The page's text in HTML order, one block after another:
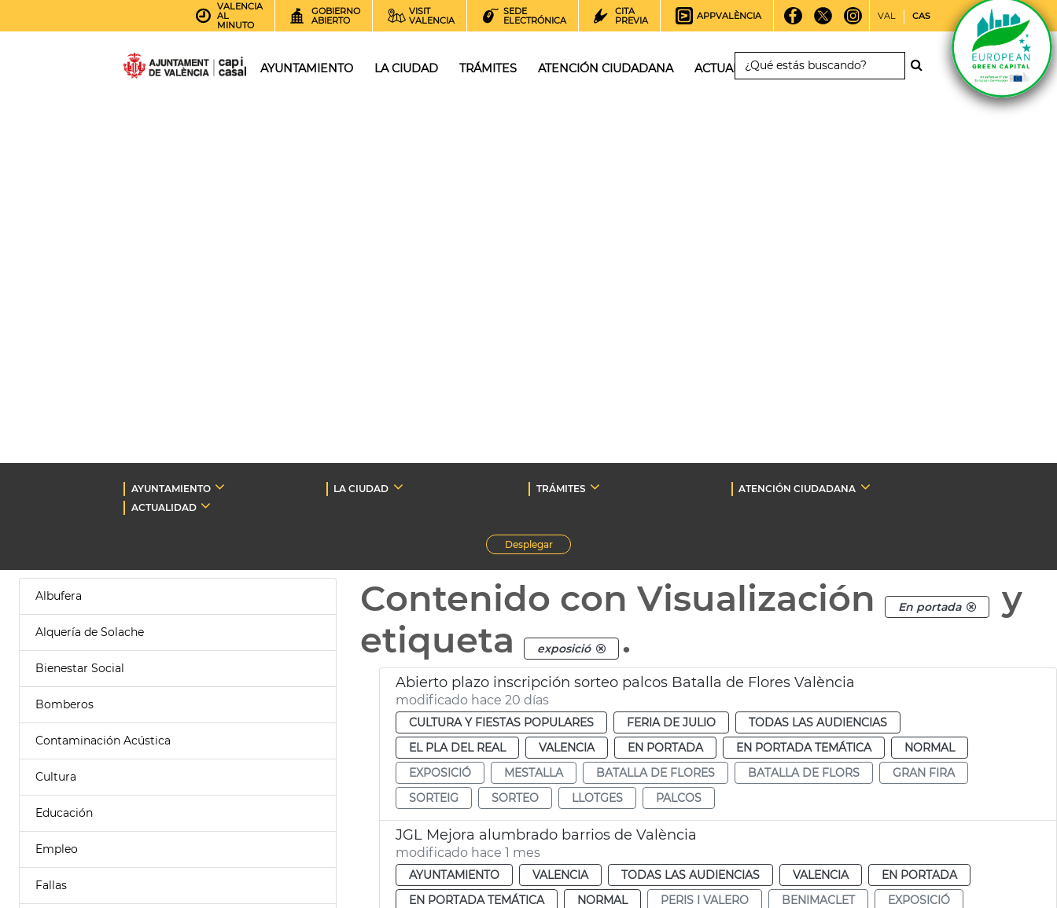
VALENCIA
AL
MINUTO
GOBIERNO
ABIERTO
VISIT
VALENCIA
SEDE
ELECTRÓNICA
CITA
PREVIA
APPVALÈNCIA VAL CAS
AYUNTAMIENTO LA CIUDAD TRÁMITES ATENCIÓN CIUDADANA ACTUALIDAD
AYUNTAMIENTO LA CIUDAD TRÁMITES
ATENCIÓN CIUDADANA
ACTUALIDAD
Desplegar
Albufera
Alquería de Solache
Bienestar Social
Bomberos
Contaminación Acústica
Cultura
Educación
Empleo
Fallas
Contenido con Visualización En portada
y
etiqueta
exposició .
Abierto plazo inscripción sorteo palcos Batalla de Flores València
modificado hace 20 días
CULTURA Y FIESTAS POPULARES FERIA DE JULIO
TODAS LAS AUDIENCIAS
EL PLA DEL REAL
VALENCIA EN PORTADA EN PORTADA TEMÁTICA
NORMAL
EXPOSICIÓ
MESTALLA BATALLA DE FLORES BATALLA DE FLORS
GRAN FIRA
SORTEIG
SORTEO LLOTGES PALCOS
JGL Mejora alumbrado barrios de València
modificado hace 1 mes
AYUNTAMIENTO VALENCIA TODAS LAS AUDIENCIAS VALENCIA
EN PORTADA
EN PORTADA TEMÁTICA
NORMAL PERIS I VALERO BENIMACLET
EXPOSICIÓ